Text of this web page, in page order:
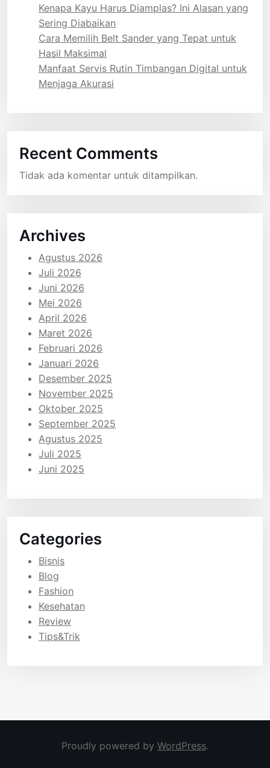
Kenapa Kayu Harus Diamplas? Ini Alasan yang
Sering Diabaikan
Cara Memilih Belt Sander yang Tepat untuk
Hasil Maksimal
Manfaat Servis Rutin Timbangan Digital untuk
Menjaga Akurasi
Recent Comments
Tidak ada komentar untuk ditampilkan.
Archives
Agustus 2026
Juli 2026
Juni 2026
Mei 2026
April 2026
Maret 2026
Februari 2026
Januari 2026
Desember 2025
November 2025
Oktober 2025
September 2025
Agustus 2025
Juli 2025
Juni 2025
Categories
Bisnis
Blog
Fashion
Kesehatan
Review
Tips&Trik
Proudly powered by WordPress.